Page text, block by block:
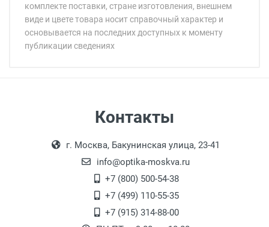
комплекте поставки, стране изготовления, внешнем
виде и цвете товара носит справочный характер и
основывается на последних доступных к моменту
публикации сведениях
Общая ширина:
Длина дужки:
Ширина мостика:
Самовывоз.
Оплата товара производится
наличными непосредственно на пункте
18:00, по субботам с 11:00 до 15:00, в
офисе по адресу: г. Москва,
Переведеновский переулок 17, корпус 1,
второй этаж, тел. +7 (499) 110-55-35.
После того, как заказ поступает в пункт
выдачи, наш менеджер связывается с
Контакты
г. Москва, Бакунинская улица, 23-41
info@optika-moskva.ru
+7 (800) 500-54-38
+7 (499) 110-55-35
+7 (915) 314-88-00